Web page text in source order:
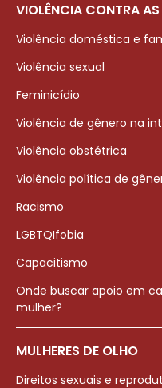
VIOLÊNCIA CONTRA AS
Violência doméstica e
Violência sexual
Feminicídio
Violência de gênero na
Violência obstétrica
Violência política de
Racismo
LGBTQIfobia
Capacitismo
Onde buscar apoio em
mulher?
MULHERES DE OLHO
Direitos sexuais e